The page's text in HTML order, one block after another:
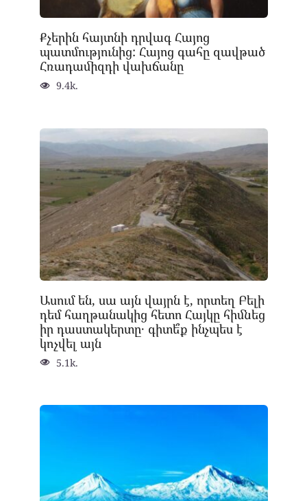
Քչերին հայտնի դրվագ Հայոց
պատմությունից: Հայոց գահը զավթած
Հռադամիզդի վախճանը
9.4k.
Ասում են, սա այն վայրն է, որտեղ Բելի
դեմ հաղթանակից հետո Հայկը հիմնեց
իր դաստակերտը․ գիտե՞ք ինչպես է
կոչվել այն
5.1k.